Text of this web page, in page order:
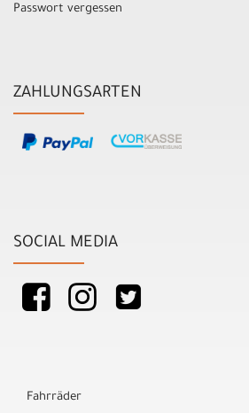
Passwort vergessen
ZAHLUNGSARTEN
SOCIAL MEDIA
Fahrräder